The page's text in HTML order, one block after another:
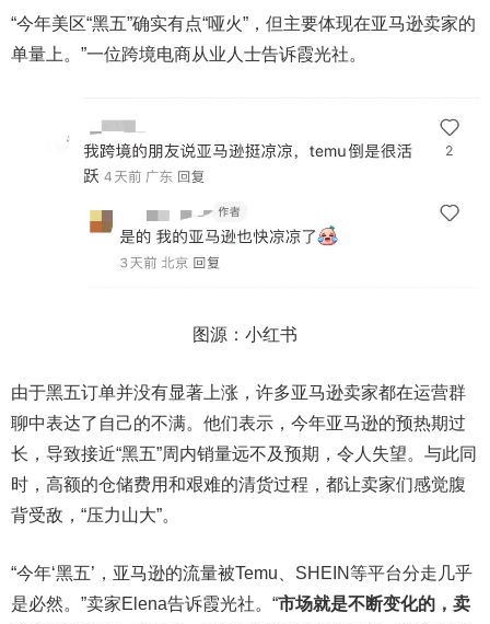
“今年美区“黑五”确实有点“哑火”，但主要体现在亚马逊卖家的
单量上。”一位跨境电商从业人士告诉霞光社。
图源：小红书
由于黑五订单并没有显著上涨，许多亚马逊卖家都在运营群
聊中表达了自己的不满。他们表示，今年亚马逊的预热期过
长，导致接近“黑五”周内销量远不及预期，令人失望。与此同
时，高额的仓储费用和艰难的清货过程，都让卖家们感觉腹
背受敌，“压力山大”。
“今年‘黑五’，亚马逊的流量被Temu、SHEIN等平台分走几乎
是必然。”卖家Elena告诉霞光社。“市场就是不断变化的，卖